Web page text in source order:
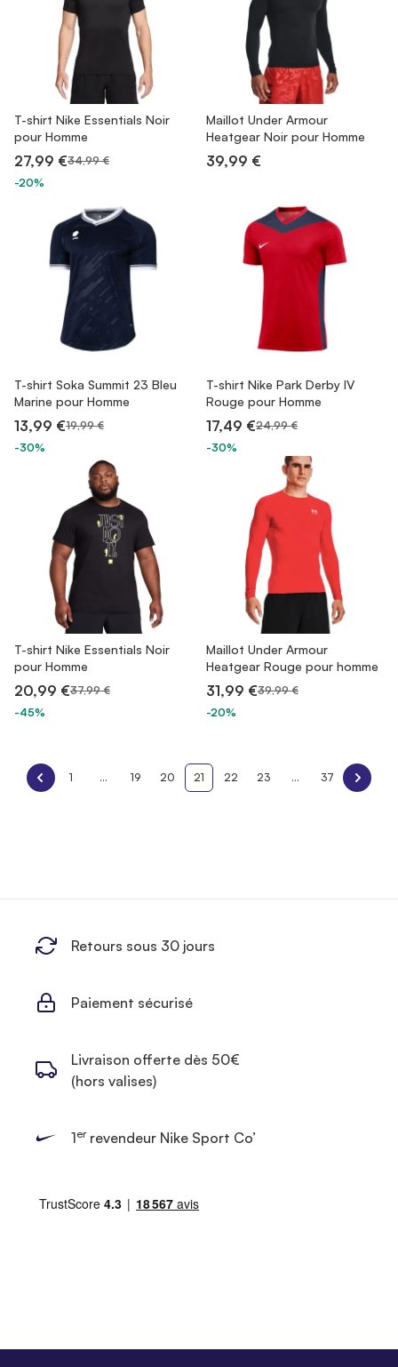
T-shirt Nike Essentials Noir
pour Homme
27,99 €34,99 €
-20%
Maillot Under Armour
Heatgear Noir pour Homme
39,99 €
T-shirt Soka Summit 23 Bleu
Marine pour Homme
13,99 €19,99 €
-30%
T-shirt Nike Park Derby IV
Rouge pour Homme
17,49 €24,99 €
-30%
T-shirt Nike Essentials Noir
pour Homme
20,99 €37,99 €
-45%
Maillot Under Armour
Heatgear Rouge pour homme
31,99 €39,99 €
-20%
1 ... 19 20 21 22 23 ... 37
Retours sous 30 jours
Paiement sécurisé
Livraison offerte dès 50€
(hors valises)
1errevendeur Nike Sport Co’